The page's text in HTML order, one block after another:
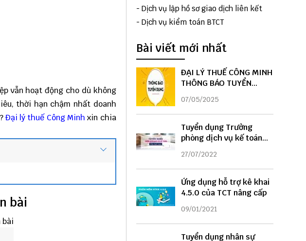
vẫn hoạt động cho dù không
thời hạn chậm nhất doanh
Đại lý thuế Công Minh xin chia
bài
- Dịch vụ lập hồ sơ giao dịch liên kết
- Dịch vụ kiểm toán BTCT
Bài viết mới nhất
ĐẠI LÝ THUẾ CÔNG MINH
THÔNG BÁO TUYỂN
DỤNG
07/05/2025
Tuyển dụng Trưởng
phòng dịch vụ kế toán
năm 2022
27/07/2022
Ứng dụng hỗ trợ kê khai
4.5.0 của TCT nâng cấp
09/01/2021
Tuyển dụng nhân sự